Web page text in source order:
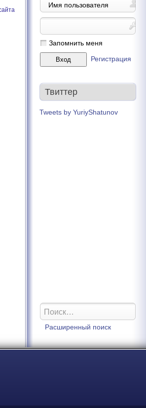
Запомнить меня
Регистрация
Твиттер
Tweets by YuriyShatunov
Расширенный поиск